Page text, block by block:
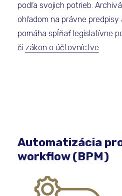
podľa svojich potrieb.
ohľadom na právne
pomáha spĺňať legislatívne
či zákon o účtovníctve.
Automatizácia
workflow (BPM)